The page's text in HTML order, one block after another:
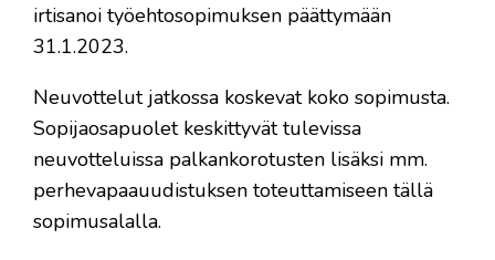
irtisanoi työehtosopimuksen päättymään
31.1.2023.
Neuvottelut jatkossa koskevat koko sopimusta.
Sopijaosapuolet keskittyvät tulevissa
neuvotteluissa palkankorotusten lisäksi mm.
perhevapaauudistuksen toteuttamiseen tällä
sopimusalalla.